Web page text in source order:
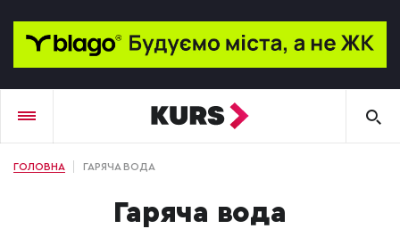
ГОЛОВНА ГАРЯЧА ВОДА
гаряча вода